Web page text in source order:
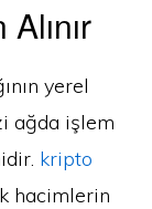
yerel
ağda işlem
kripto
hacimlerin